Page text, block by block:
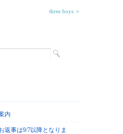
three boys ＞
内
返事は9/7以降となりま